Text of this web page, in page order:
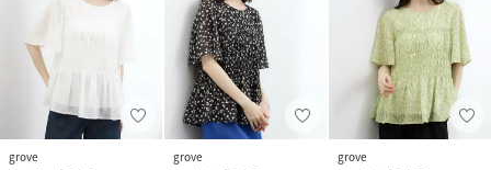
grove
grove
grove